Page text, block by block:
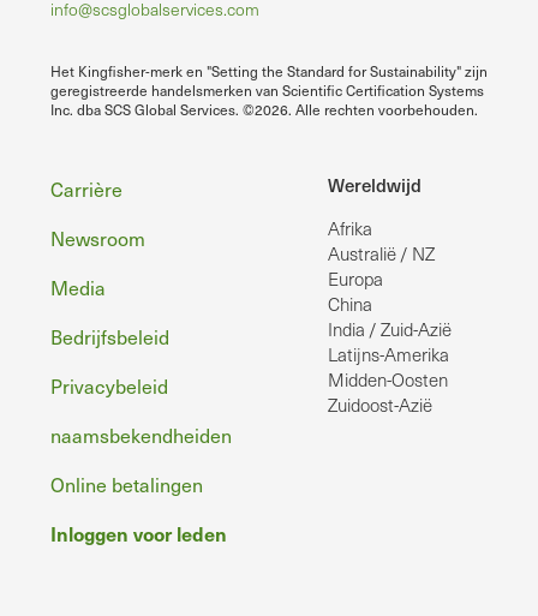
info@scsglobalservices.com
Het Kingfisher-merk en "Setting the Standard for Sustainability" zijn
geregistreerde handelsmerken van Scientific Certification Systems
Inc. dba SCS Global Services. ©2026. Alle rechten voorbehouden.
Wereldwijd
Afrika
Australië / NZ
Europa
China
India / Zuid-Azië
Latijns-Amerika
Midden-Oosten
Zuidoost-Azië
Voettekst
Carrière
Newsroom
Media
Bedrijfsbeleid
Privacybeleid
naamsbekendheiden
Online betalingen
Inloggen voor leden